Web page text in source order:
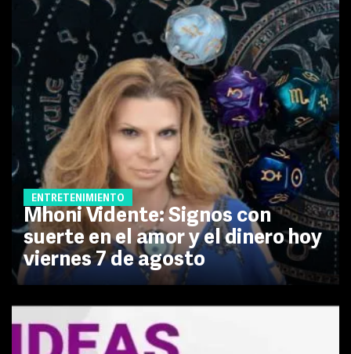
ENTRETENIMIENTO
Mhoni Vidente: Signos con
suerte en el amor y el dinero hoy
viernes 7 de agosto